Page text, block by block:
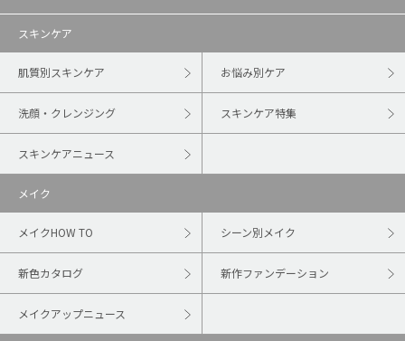
スキンケア
肌質別スキンケア お悩み別ケア
洗顔・クレンジング スキンケア特集
スキンケアニュース
メイク
メイクHOW TO シーン別メイク
新色カタログ 新作ファンデーション
メイクアップニュース